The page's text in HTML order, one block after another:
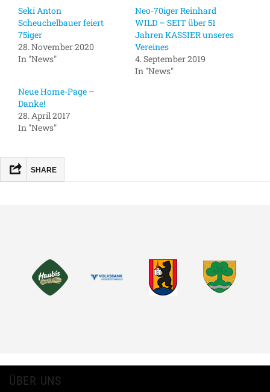
Seki Anton
Scheuchelbauer feiert
75iger
28. November 2020
In "News"
Neo-70iger Reinhard
WILD – SEIT über 51
Jahren KASSIER unseres
Vereines
4. September 2019
In "News"
Neue Home-Page –
Danke!
28. April 2017
In "News"
SHARE
TEILEN
ÜBER UNS